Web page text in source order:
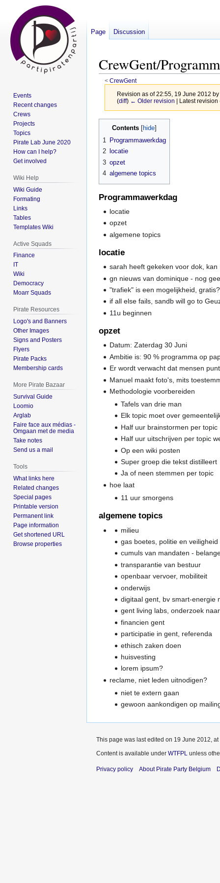
CrewGent/
< CrewGent
Revision as of 22:55, 19 June 2012 by
(diff) ← Older revision | Latest
Jump
navigation
Jump
Contents
1 Programmawerkdag
2
locatie
3 opzet
4 algemene topics
Programmawerkdag
locatie
opzet
algemene topics
locatie
sarah heeft gekeken voor dok, kan
gn nieuws van dominique - nog
"trafiek" is een mogelijkheid,
if all else fails, sandb will go to
11u beginnen
opzet
Datum: Zaterdag 30 Juni
Ambitie is: 90 % programma op
Er wordt verwacht dat mensen
Manuel maakt foto's, mits
Methodologie voorbereiden
Tafels van drie man
Elk topic moet over
Half uur brainstormen per topic
Half uur uitschrijven per topic
Op een wiki posten
Super groep die tekst distilleert
Ja of neen stemmen per topic
hoe laat
11 uur smorgens
algemene topics
milieu
gas boetes, politie en veiligheid
cumuls van mandaten -
transparantie van bestuur
openbaar vervoer, mobiliteit
onderwijs
digitaal gent, bv smart-energie
gent living labs, onderzoek
financien gent
participatie in gent, referenda
ethisch zaken doen
huisvesting
lorem ipsum?
reclame, niet leden uitnodigen?
niet te extern gaan
gewoon aankondigen op
Page Discussion
Events
Recent changes
Crews
Projects
Topics
Pirate Lab June 2020
How can I help?
Get involved
Wiki Help
Wiki Guide
Formating
Links
Tables
Templates Wiki
Active Squads
Finance
IT
Wiki
Democracy
Moarr Squads
Pirate Resources
Logo's and Banners
Other Images
Signs and Posters
Flyers
Pirate Packs
Membership cards
More Pirate Bazaar
Survival Guide
Loomio
Arglab
Faire face aux médias -
Omgaan met de media
Take notes
Send us a mail
Tools
What links here
Related changes
Special pages
Printable version
Permanent link
Page information
Get shortened URL
Browse properties
This page was last edited on 19 June 2012, at
Content is available under WTFPL unless
Privacy policy About Pirate Party Belgium